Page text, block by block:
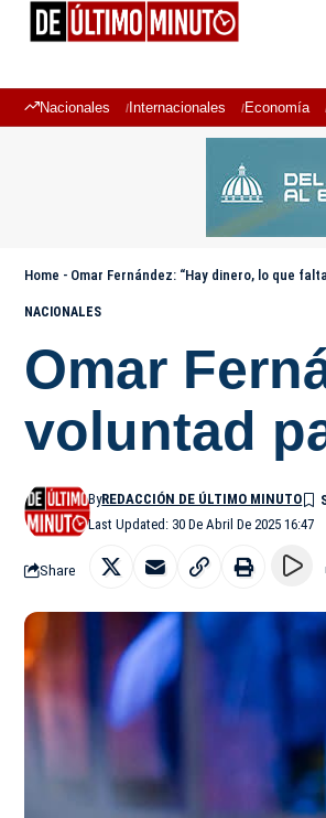
Nacionales Internacionales Economía
Home - Omar Fernández: “Hay dinero, lo que
NACIONALES
Omar
voluntad
Last Updated: 30 De Abril De 2025 16:47
ByREDACCIÓN DE ÚLTIMO MINUTO
Share